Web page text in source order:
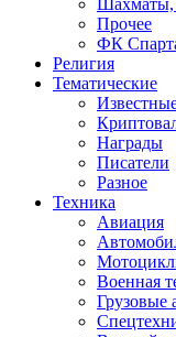
Прочее
ФК
Религия
Тематические
Награды
Писатели
Разное
Техника
Авиация
Военная
Грузовые